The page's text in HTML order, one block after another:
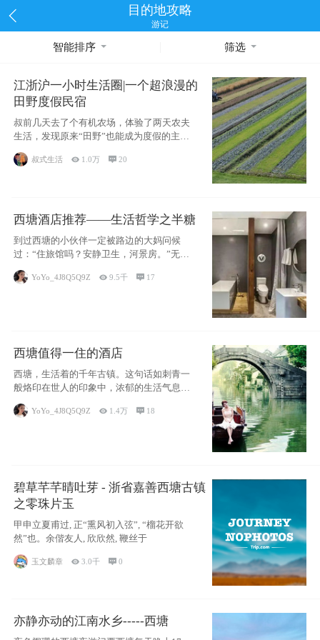
目的地攻略
游记
智能排序 筛选
江浙沪一小时生活圈|一个超浪漫的
田野度假民宿
叔前几天去了个有机农场，体验了两天农夫
生活，发现原来“田野”也能成为度假的主旋
律。江
叔式生活  1.0万 20
西塘酒店推荐——生活哲学之半糖
到过西塘的小伙伴一定被路边的大妈问候
过：“住旅馆吗？安静卫生，河景房。”无意
YoYo_4J8Q5Q9Z 9.5千  17
西塘值得一住的酒店
西塘，生活着的千年古镇。这句话如刺青一
般烙印在世人的印象中，浓郁的生活气息，
小桥流水
YoYo_4J8Q5Q9Z  1.4万  18
碧草芊芊晴吐芽 - 浙省嘉善西塘古镇
之零珠片玉
甲申立夏甫过, 正“熏风初入弦”, “榴花开欲
然”也。余偕友人, 欣欣然, 鞭丝于
玉文麟章  3.0千 0
亦静亦动的江南水乡-----西塘